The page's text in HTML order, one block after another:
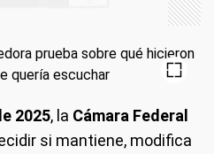
2025, la Cámara Federal
si mantiene, modifica